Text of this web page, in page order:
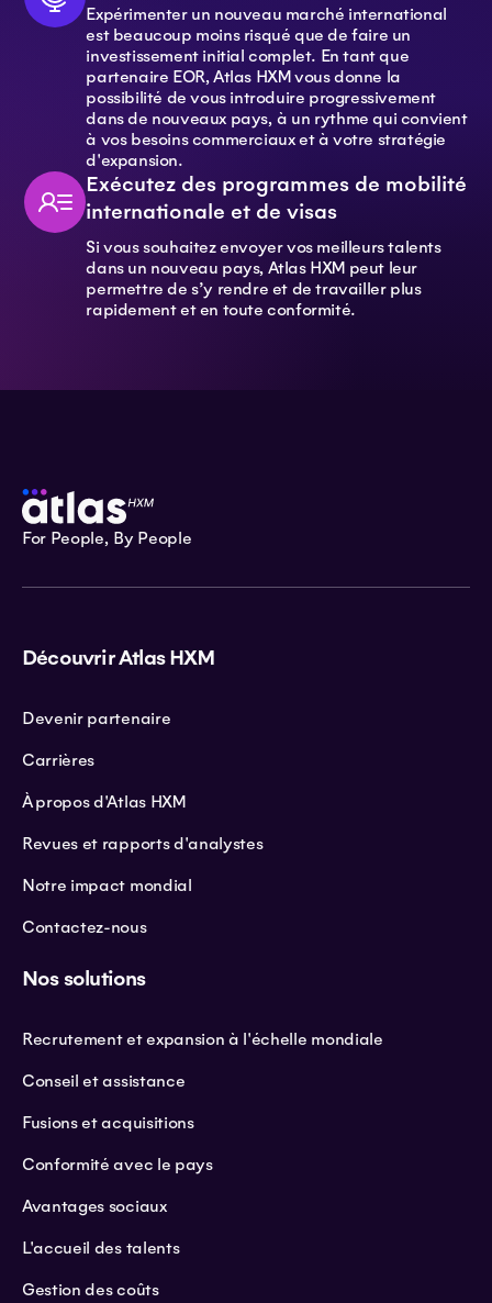
Expérimenter un nouveau marché international
est beaucoup moins risqué que de faire un
investissement initial complet. En tant que
partenaire EOR, Atlas HXM vous donne la
possibilité de vous introduire progressivement
dans de nouveaux pays, à un rythme qui convient
à vos besoins commerciaux et à votre stratégie
d'expansion.
Exécutez des programmes de mobilité
internationale et de visas
Si vous souhaitez envoyer vos meilleurs talents
dans un nouveau pays, Atlas HXM peut leur
permettre de s’y rendre et de travailler plus
rapidement et en toute conformité.
For People, By People
Découvrir Atlas HXM
Devenir partenaire
Carrières
À propos d'Atlas HXM
Revues et rapports d'analystes
Notre impact mondial
Contactez-nous
Nos solutions
Recrutement et expansion à l'échelle mondiale
Conseil et assistance
Fusions et acquisitions
Conformité avec le pays
Avantages sociaux
L'accueil des talents
Gestion des coûts